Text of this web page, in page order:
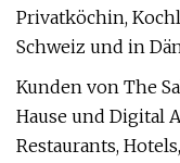
Privatköchin,
Schweiz und in
Kunden von The
Hause und Digital
Restaurants,